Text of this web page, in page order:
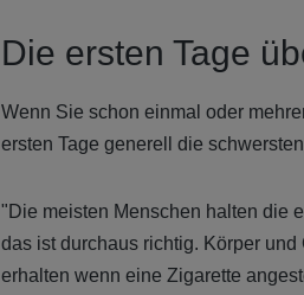
Die ersten Tage
Wenn Sie schon einmal oder
ersten Tage generell die
"Die meisten Menschen halten die
das ist durchaus richtig. Körper
erhalten wenn eine Zigarette